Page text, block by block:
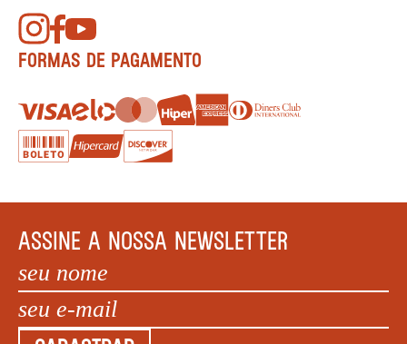
FORMAS DE PAGAMENTO
ASSINE A NOSSA NEWSLETTER